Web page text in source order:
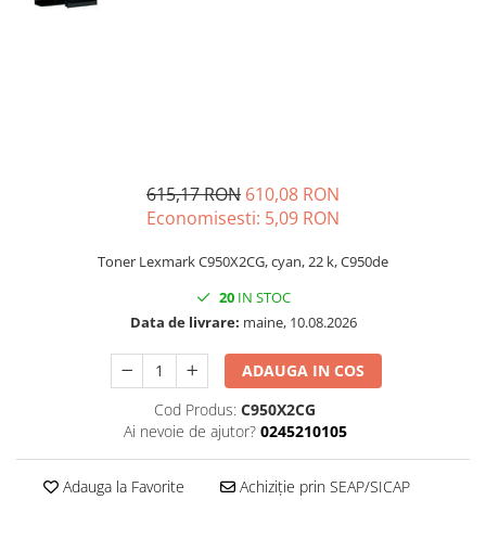
Drum unit compatibile
Imprimante 3D
Filament imprimanta 3D
Laptopuri / notebookuri
Laptopuri gaming
Ultrabookuri
Laptop-uri 2 in 1
615,17 RON 610,08 RON
Economisesti: 5,09 RON
Toner Lexmark C950X2CG, cyan, 22 k, C950de
20IN STOC
Data de livrare: maine, 10.08.2026
ADAUGA IN COS
Cod Produs: C950X2CG
Ai nevoie de ajutor? 0245210105
Adauga la Favorite Achiziție prin SEAP/SICAP